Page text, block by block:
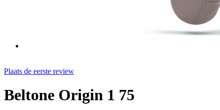
Plaats de eerste review
Beltone Origin 1 75